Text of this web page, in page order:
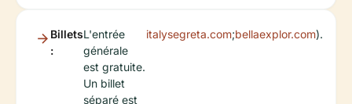
Billets
:
L'entrée
générale
est gratuite.
Un billet
séparé est
italysegreta.com;bellaexplor.com).